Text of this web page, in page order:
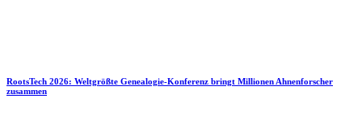
RootsTech 2026: Weltgrößte Genealogie-Konferenz bringt Millionen Ahnenforscher
zusammen